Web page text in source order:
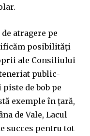
atragere pe
posibilități
ale Consiliului
public-
de bob pe
exemple în țară,
de Vale, Lacul
succes pentru tot